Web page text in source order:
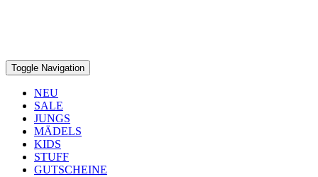
Toggle Navigation
NEU
SALE
JUNGS
MÄDELS
KIDS
STUFF
GUTSCHEINE